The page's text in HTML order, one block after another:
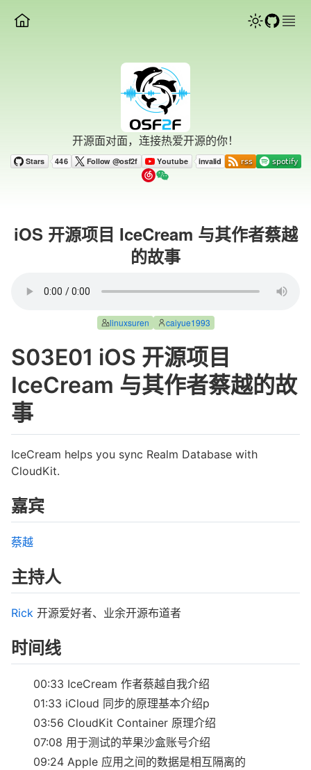
开源面对面，连接热爱开源的你！
iOS 开源项目 IceCream 与其作者蔡越
的故事
linuxsuren caiyue1993
S03E01 iOS 开源项目
IceCream 与其作者蔡越的故
事
IceCream helps you sync Realm Database with
CloudKit.
嘉宾
蔡越
主持人
Rick 开源爱好者、业余开源布道者
时间线
00:33 IceCream 作者蔡越自我介绍
01:33 iCloud 同步的原理基本介绍p
03:56 CloudKit Container 原理介绍
07:08 用于测试的苹果沙盒账号介绍
09:24 Apple 应用之间的数据是相互隔离的